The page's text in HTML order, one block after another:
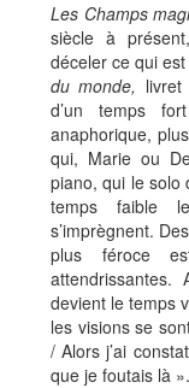
Les Champs
siècle à
déceler ce qui
du monde,
d’un temps
anaphorique,
qui, Marie ou
piano, qui le solo
temps faible
s’imprègnent.
plus féroce
devient le temps
les visions se
/ Alors j’ai
que je foutais là ».